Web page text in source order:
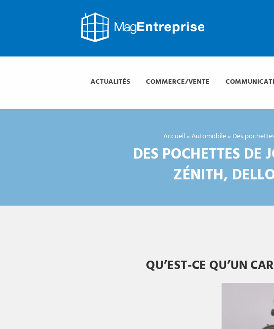
Mag
Entreprise
ACTUALITÉS COMMERCE/VENTE
Accueil»Automobile» Des
DES POCHETTES DE
ZÉNITH,
QU’EST-CE QU’UN